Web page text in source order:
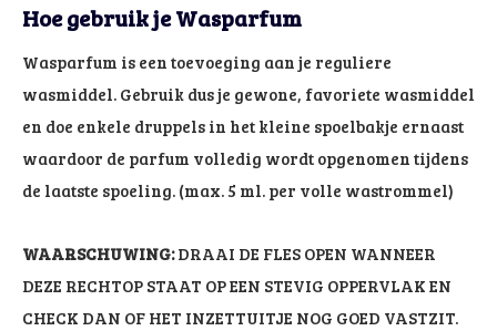
Hoe gebruik je Wasparfum
Wasparfum is een toevoeging aan je reguliere
wasmiddel. Gebruik dus je gewone, favoriete wasmiddel
en doe enkele druppels in het kleine spoelbakje ernaast
waardoor de parfum volledig wordt opgenomen tijdens
de laatste spoeling. (max. 5 ml. per volle wastrommel)
WAARSCHUWING:DRAAI DE FLES OPEN WANNEER
DEZE RECHTOP STAAT OP EEN STEVIG OPPERVLAK EN
CHECK DAN OF HET INZETTUITJE NOG GOED VASTZIT.